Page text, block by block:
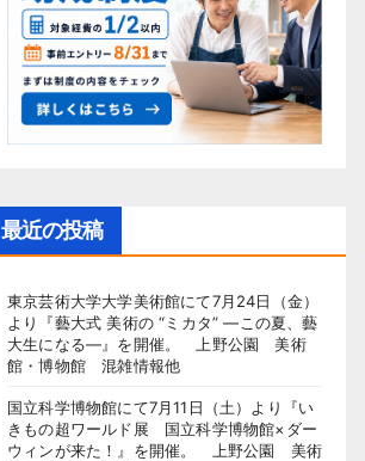
最近の投稿
東京芸術大学大学美術館にて7月24日（金）
より『藝大式 美術の “ミカタ” ―この夏、藝
大生になる―』を開催。 上野公園 美術
館・博物館 混雑情報他
国立科学博物館にて7月11日（土）より『い
きもの超ワールド展 国立科学博物館×ダー
ウィンが来た！』を開催。 上野公園 美術